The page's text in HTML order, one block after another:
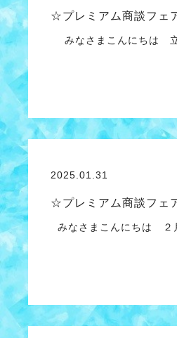
☆プレミアム商談フェ
みなさまこんにちは 立
2025.01.31
☆プレミアム商談フェ
みなさまこんにちは ２